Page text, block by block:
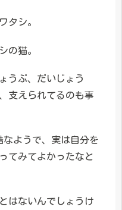
タシ。
の猫。
うぶ、だいじょう
支えられてるのも事
なようで、実は自分を
てみてよかったなと
はないんでしょうけ